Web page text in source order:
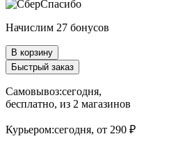
Начислим 27 бонусов
В корзину
Быстрый заказ
Самовывоз:сегодня,
бесплатно, из 2 магазинов
Курьером:сегодня, от 290 ₽